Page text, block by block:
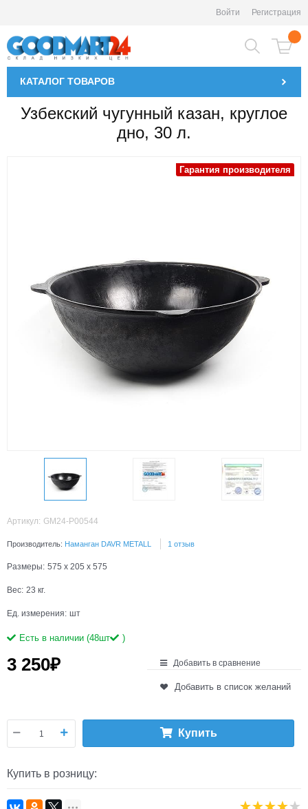
Войти Регистрация
КАТАЛОГ ТОВАРОВ
Узбекский чугунный казан, круглое
дно, 30 л.
Гарантия производителя
Артикул: GM24-P00544
Производитель: Наманган DAVR METALL 1 отзыв
Размеры: 575 x 205 x 575
Вес: 23 кг.
Ед. измерения: шт
Есть в наличии (48шт )
3 250₽ Добавить в сравнение
Добавить в список желаний
Купить
Купить в розницу: